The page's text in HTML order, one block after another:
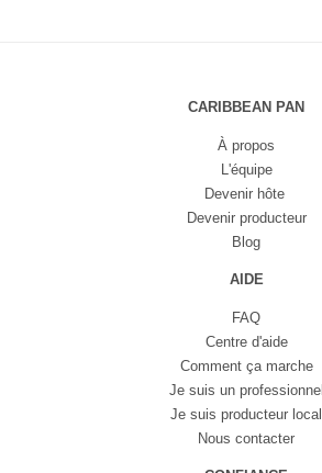
CARIBBEAN PAN
À propos
L'équipe
Devenir hôte
Devenir producteur
Blog
AIDE
FAQ
Centre d'aide
Comment ça marche
Je suis un professionnel
Je suis producteur local
Nous contacter